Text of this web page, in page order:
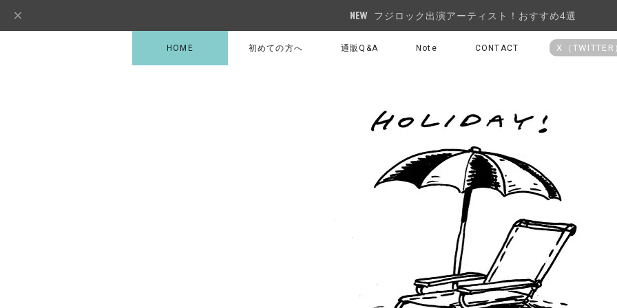
フジロック出演アーティスト！おすすめ4選
HOME 初めての方へ 通販Q&A Note CONTACT X（TWITTER